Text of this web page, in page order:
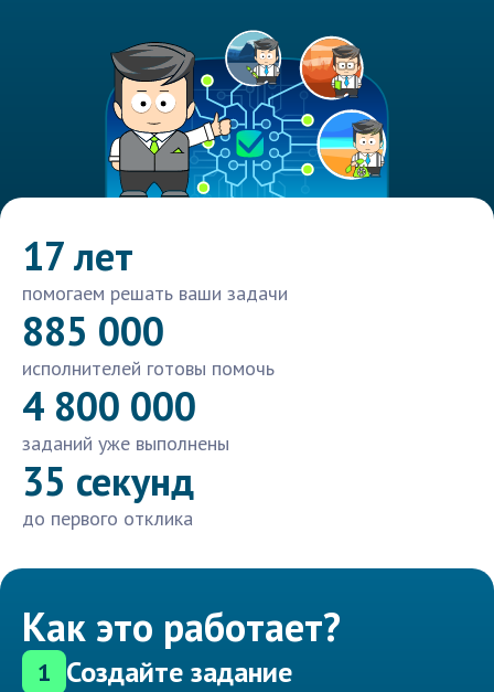
17 лет
помогаем решать ваши задачи
885 000
исполнителей готовы помочь
4 800 000
заданий уже выполнены
35 секунд
до первого отклика
Как это работает?
1 Создайте задание